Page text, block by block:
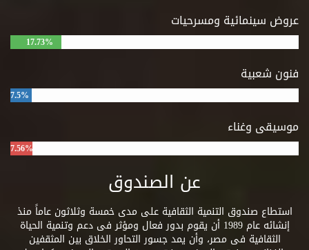
عروض سينمائية ومسرحيات
17.73%
فنون شعبية
7.5%
موسيقى وغناء
7.56%
عن الصندوق
استطاع صندوق التنمية الثقافية على مدى خمسة وثلاثون عاماً منذ
إنشائه عام 1989 أن يقوم بدور فعال ومؤثر فى دعم وتنمية الحياة
الثقافية فى مصر، وأن يمد جسور التحاور الخلاق بين المثقفين